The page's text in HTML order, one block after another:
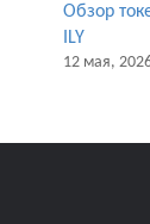
Обзор
ILY
12 мая,